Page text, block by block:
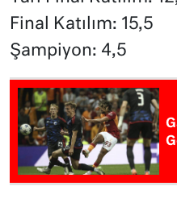
Final Katılım: 15,5
Şampiyon: 4,5